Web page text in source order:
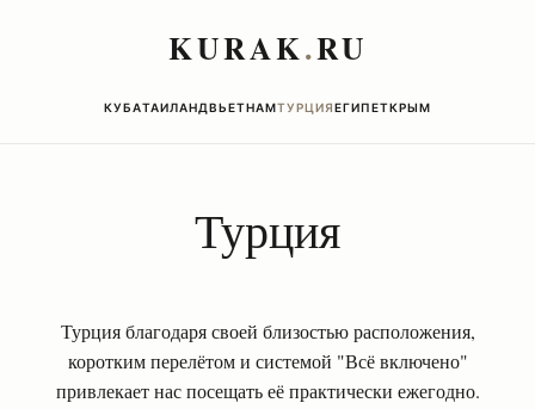
KURAK.RU
КУБАТАИЛАНДВЬЕТНАМТУРЦИЯЕГИПЕТКРЫМ
Турция
Турция благодаря своей близостью расположения,
коротким перелётом и системой "Всё включено"
привлекает нас посещать её практически ежегодно.